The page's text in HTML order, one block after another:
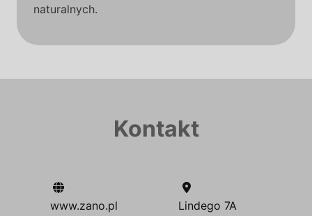
naturalnych.
Kontakt
www.zano.pl
Lindego 7A